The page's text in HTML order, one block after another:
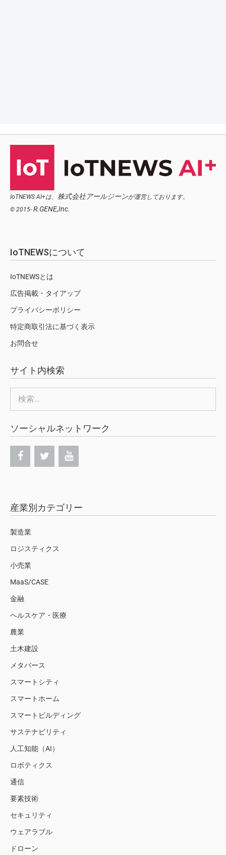
IoTNEWS AI+は、 株式会社アールジーンが運営しております。
© 2015- R.GENE,Inc.
IoTNEWSについて
IoTNEWSとは
広告掲載・タイアップ
プライバシーポリシー
特定商取引法に基づく表示
お問合せ
サイト内検索
索:
ソーシャルネットワーク
産業別カテゴリー
製造業
ロジスティクス
小売業
MaaS/CASE
金融
ヘルスケア・医療
農業
土木建設
メタバース
スマートシティ
スマートホーム
スマートビルディング
サステナビリティ
人工知能（AI）
ロボティクス
通信
要素技術
セキュリティ
ウェアラブル
ドローン